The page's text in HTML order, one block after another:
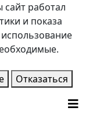
работал
и показа
Отказаться